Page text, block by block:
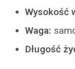
Wysokość
Waga:
Długość